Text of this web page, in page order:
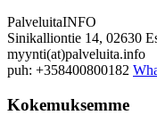
PalveluitaINFO
Sinikalliontie 14, 02630
myynti(at)palveluita.info
puh: +358400800182
Kokemuksemme